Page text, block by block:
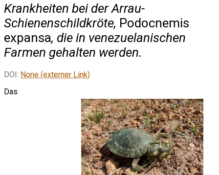
Krankheiten bei der Arrau-
Schienenschildkröte, Podocnemis
expansa, die in venezuelanischen
Farmen gehalten werden.
DOI: None (externer Link)
Das